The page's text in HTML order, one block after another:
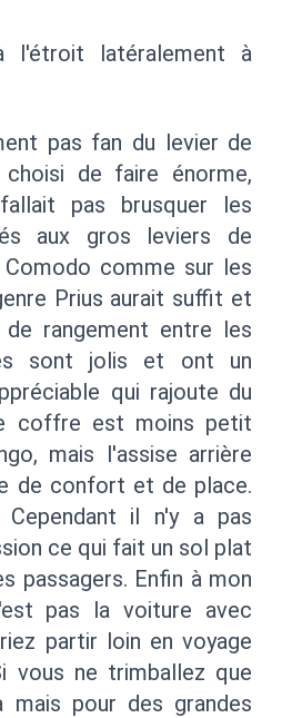
latéralement à
pas fan du levier de
de faire énorme,
pas brusquer les
aux gros leviers de
comme sur les
Prius aurait suffit et
rangement entre les
sont jolis et ont un
qui rajoute du
coffre est moins petit
mais l'assise arrière
de confort et de place.
il n'y a pas
ce qui fait un sol plat
passagers. Enfin à mon
pas la voiture avec
partir loin en voyage
vous ne trimballez que
pour des grandes